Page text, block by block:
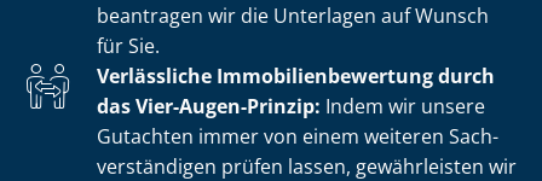
beantragen wir die Unterlagen auf Wunsch
für Sie.
Verlässliche Im­mo­bi­li­en­be­wer­tung durch
das Vier-Augen-Prinzip: Indem wir unsere
Gutachten immer von einem weiteren Sach­
ver­stän­di­gen prüfen lassen, gewährleisten wir